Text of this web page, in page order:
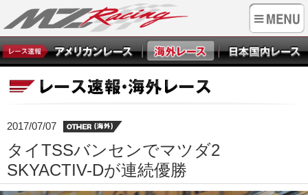
2017/07/07
タイTSSバンセンでマツダ2
SKYACTIV-Dが連続優勝